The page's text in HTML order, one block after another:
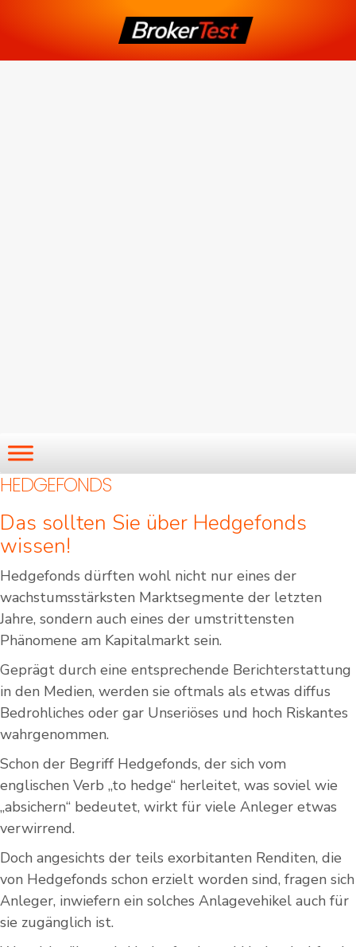
HEDGEFONDS
Das sollten Sie über Hedgefonds
wissen!
Hedgefonds dürften wohl nicht nur eines der
wachstumsstärksten Marktsegmente der letzten
Jahre, sondern auch eines der umstrittensten
Phänomene am Kapitalmarkt sein.
Geprägt durch eine entsprechende Berichterstattung
in den Medien, werden sie oftmals als etwas diffus
Bedrohliches oder gar Unseriöses und hoch Riskantes
wahrgenommen.
Schon der Begriff Hedgefonds, der sich vom
englischen Verb „to hedge“ herleitet, was soviel wie
„absichern“ bedeutet, wirkt für viele Anleger etwas
verwirrend.
Doch angesichts der teils exorbitanten Renditen, die
von Hedgefonds schon erzielt worden sind, fragen sich
Anleger, inwiefern ein solches Anlagevehikel auch für
sie zugänglich ist.